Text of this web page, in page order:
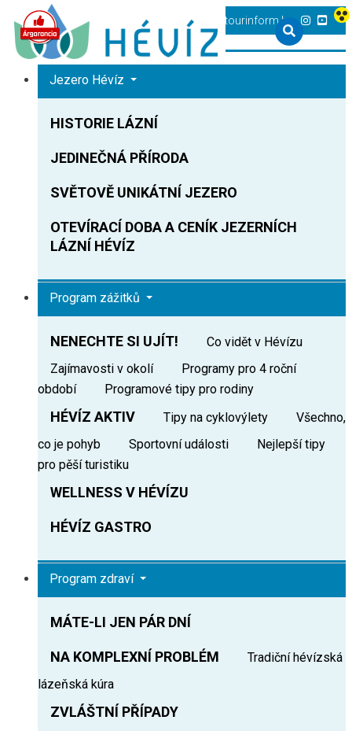
+36 83 540 131 heviz@tourinform.hu
Jezero Hévíz
HISTORIE LÁZNÍ
JEDINEČNÁ PŘÍRODA
SVĚTOVĚ UNIKÁTNÍ JEZERO
OTEVÍRACÍ DOBA A CENÍK JEZERNÍCH
LÁZNÍ HÉVÍZ
Program zážitků
NENECHTE SI UJÍT!
Co vidět v Hévízu
Zajímavosti v okolí
Programy pro 4 roční
období
Programové tipy pro rodiny
HÉVÍZ AKTIV Tipy na cyklovýlety
Všechno,
co je pohyb
Sportovní události
Nejlepší tipy
pro pěší turistiku
WELLNESS V HÉVÍZU
HÉVÍZ GASTRO
Program zdraví
MÁTE-LI JEN PÁR DNÍ
NA KOMPLEXNÍ PROBLÉM
Tradiční hévízská
lázeňská kúra
ZVLÁŠTNÍ PŘÍPADY